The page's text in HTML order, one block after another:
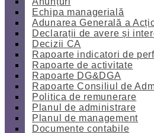
Echipa managerială
Adunarea Generală a
Declarații de avere și
Decizii CA
Rapoarte indicatori de
Rapoarte de activitate
Rapoarte DG&DGA
Rapoarte Consiliul de
Politica de remunerare
Planul de administrare
Planul de management
Documente contabile